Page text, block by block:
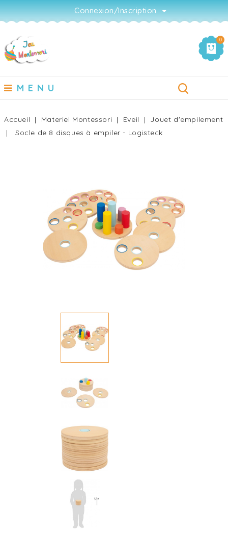
Connexion/Inscription
0
MENU
Accueil Materiel Montessori Eveil
Jouet d'empilement
Socle de 8 disques à empiler - Logisteck